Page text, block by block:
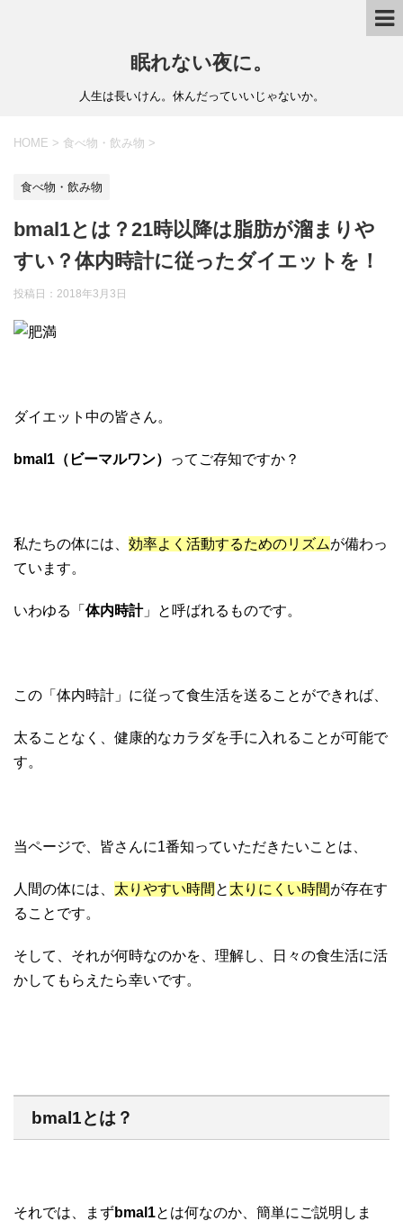
眠れない夜に。
人生は長いけん。休んだっていいじゃないか。
HOME > 食べ物・飲み物 >
食べ物・飲み物
bmal1とは？21時以降は脂肪が溜まりや
すい？体内時計に従ったダイエットを！
投稿日： 2018年3月3日
ダイエット中の皆さん。
bmal1（ビーマルワン） ってご存知ですか？
私たちの体には、 効率よく活動するためのリズムが備わっ
ています。
いわゆる「 体内時計」と呼ばれるものです。
この「体内時計」に従って食生活を送ることができれば、
太ることなく、健康的なカラダを手に入れることが可能で
す。
当ページで、皆さんに1番知っていただきたいことは、
人間の体には、 太りやすい時間 と 太りにくい時間が存在す
ることです。
そして、それが何時なのかを、理解し、日々の食生活に活
かしてもらえたら幸いです。
bmal1とは？
それでは、まずbmal1とは何なのか、簡単にご説明しま